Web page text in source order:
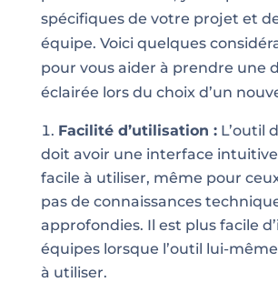
spécifiques de votre projet et
équipe. Voici quelques
pour vous aider à prendre une
éclairée lors du choix d’un
Facilité d’utilisation :L’outil
doit avoir une interface
facile à utiliser, même pour
pas de connaissances
approfondies. Il est plus facile
équipes lorsque l’outil lui-
à utiliser.